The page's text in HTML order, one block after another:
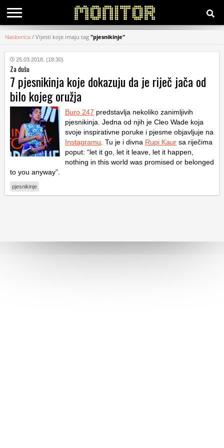
KATEGORIJE
HRVATSKI
WEB
Naslovnica / Vijesti koje imaju tag "pjesnikinje"
25.03.2018. (18:30)
Za dušu
7 pjesnikinja koje dokazuju da je riječ jača od
bilo kojeg oružja
Buro 247 predstavlja nekoliko zanimljivih
pjesnikinja. Jedna od njih je Cleo Wade koja
svoje inspirativne poruke i pjesme objavljuje na
Instagramu . Tu je i divna Rupi Kaur sa riječima
poput: “let it go, let it leave, let it happen,
nothing in this world was promised or belonged
to you anyway”.
pjesnikinje